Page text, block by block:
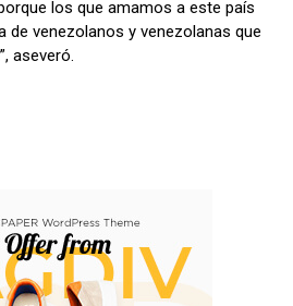
los que amamos a este país
de venezolanos y venezolanas que
aseveró.